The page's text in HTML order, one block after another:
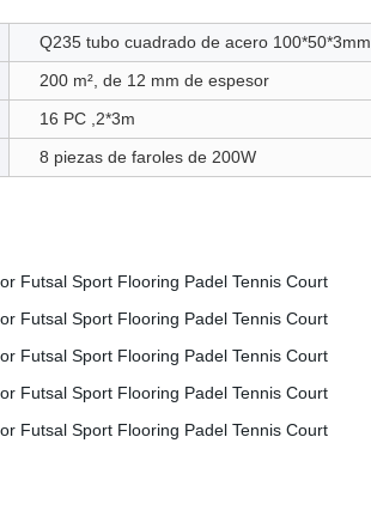
Q235 tubo cuadrado de acero 100*50*3mm.
200 m², de 12 mm de espesor
16 PC ,2*3m
8 piezas de faroles de 200W